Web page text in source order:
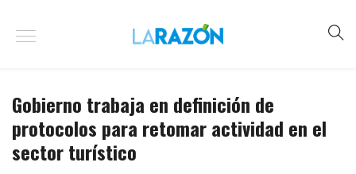
Gobierno trabaja en definición de
protocolos para retomar actividad en el
sector turístico